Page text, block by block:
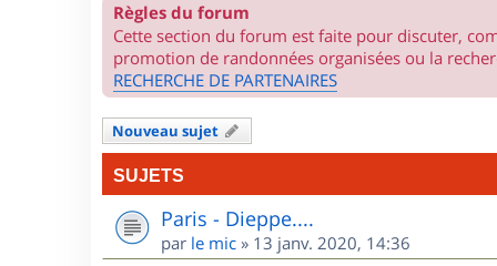
Règles du forum
Cette section du forum est faite pour discuter,
promotion de randonnées organisées ou la
RECHERCHE DE PARTENAIRES
Nouveau sujet
SUJETS
Paris - Dieppe....
par le mic » 13 janv. 2020, 14:36